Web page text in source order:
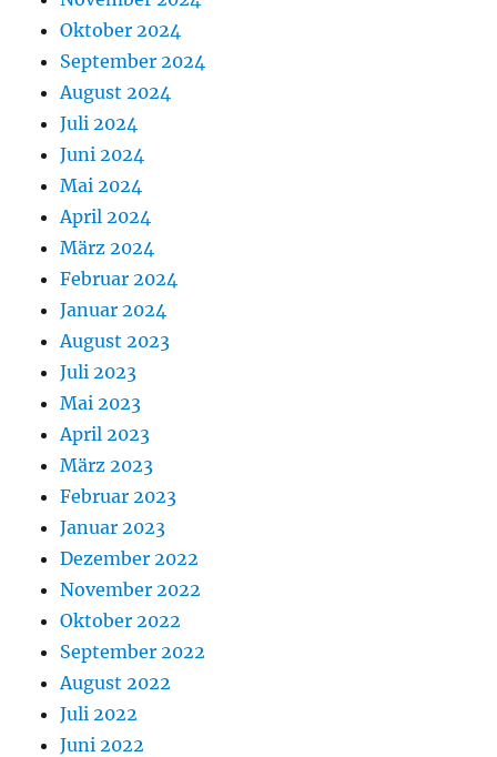
Oktober 2024
September 2024
August 2024
Juli 2024
Juni 2024
Mai 2024
April 2024
März 2024
Februar 2024
Januar 2024
August 2023
Juli 2023
Mai 2023
April 2023
März 2023
Februar 2023
Januar 2023
Dezember 2022
November 2022
Oktober 2022
September 2022
August 2022
Juli 2022
Juni 2022